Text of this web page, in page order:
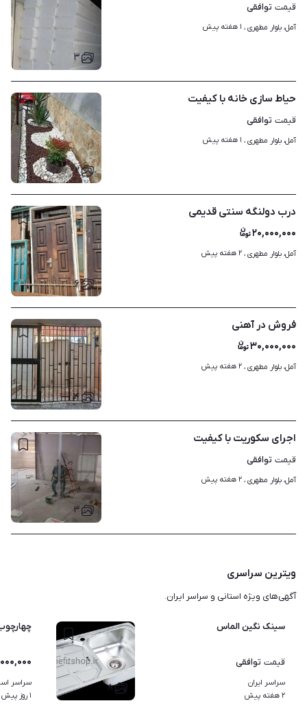
۳
قیمت توافقی
آمل، بلوار مطهری ، ۱ هفته پیش
۲
حیاط سازی خانه با کیفیت
قیمت توافقی
آمل، بلوار مطهری ، ۱ هفته پیش
۶
درب دولنگه سنتی قدیمی
۲۰,۰۰۰,۰۰۰
آمل، بلوار مطهری ، ۲ هفته پیش
۴
فروش در آهنی
۳۰,۰۰۰,۰۰۰
آمل، بلوار مطهری ، ۲ هفته پیش
۳
اجرای سکوریت با کیفیت
قیمت توافقی
آمل، بلوار مطهری ، ۲ هفته پیش
ویترین سراسری
آگهی‌های ویژه استانی و سراسر ایران.
۸
سینک نگین الماس
قیمت توافقی
سراسر ایران
۲ هفته پیش
سراسر
۱ روز پیش